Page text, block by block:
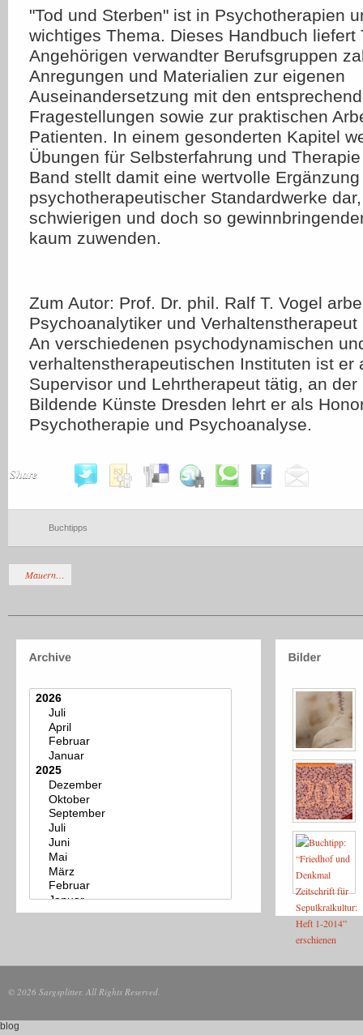
"Tod und Sterben" ist in Psychotherapien
wichtiges Thema. Dieses Handbuch liefert
Angehörigen verwandter Berufsgruppen
Anregungen und Materialien zur eigenen
Auseinandersetzung mit den
Fragestellungen sowie zur praktischen
Patienten. In einem gesonderten Kapitel
Übungen für Selbsterfahrung und
Band stellt damit eine wertvolle
psychotherapeutischer Standardwerke
schwierigen und doch so
kaum zuwenden.
Zum Autor: Prof. Dr. phil. Ralf T. Vogel
Psychoanalytiker und
An verschiedenen psychodynamischen
verhaltenstherapeutischen Instituten ist er
Supervisor und Lehrtherapeut tätig, an
Bildende Künste Dresden lehrt er als
Psychotherapie und Psychoanalyse.
Share
Buchtipps
Mauern…
© 2026 Sargsplitter. All Rights Reserved.
blog